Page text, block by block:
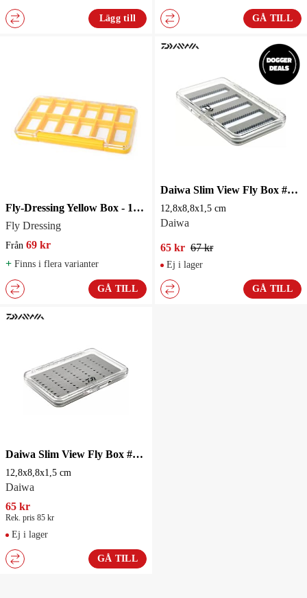
Lägg till GÅ TILL
Fly-Dressing Yellow Box - 12M/18M Compartments
Fly Dressing
Från 69 kr
+ Finns i flera varianter
GÅ TILL
Daiwa Slim View Fly Box #1 12,8x8,8x1,5 cm
12,8x8,8x1,5 cm
Daiwa
65 kr 67 kr
Ej i lager
GÅ TILL
Daiwa Slim View Fly Box #2 12,8x8,8x1,5 cm
12,8x8,8x1,5 cm
Daiwa
65 kr
Rek. pris 85 kr
Ej i lager
GÅ TILL